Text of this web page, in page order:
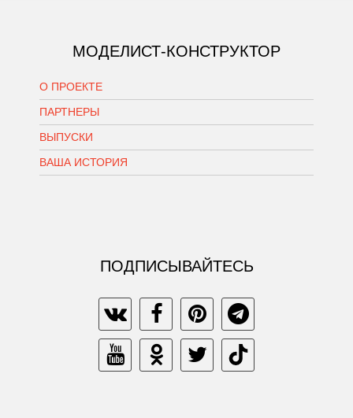
МОДЕЛИСТ-КОНСТРУКТОР
О ПРОЕКТЕ
ПАРТНЕРЫ
ВЫПУСКИ
ВАША ИСТОРИЯ
ПОДПИСЫВАЙТЕСЬ